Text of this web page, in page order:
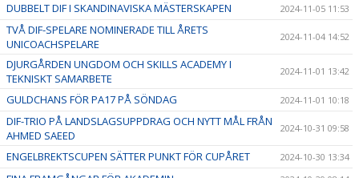
DUBBELT DIF I SKANDINAVISKA MÄSTERSKAPEN 2024-11-05 11:53
TVÅ DIF-SPELARE NOMINERADE TILL ÅRETS
UNICOACHSPELARE
2024-11-04 14:52
DJURGÅRDEN UNGDOM OCH SKILLS ACADEMY I
TEKNISKT SAMARBETE
2024-11-01 13:42
GULDCHANS FÖR PA17 PÅ SÖNDAG 2024-11-01 10:18
DIF-TRIO PÅ LANDSLAGSUPPDRAG OCH NYTT MÅL FRÅN
AHMED SAEED
2024-10-31 09:58
ENGELBREKTSCUPEN SÄTTER PUNKT FÖR CUPÅRET 2024-10-30 13:34